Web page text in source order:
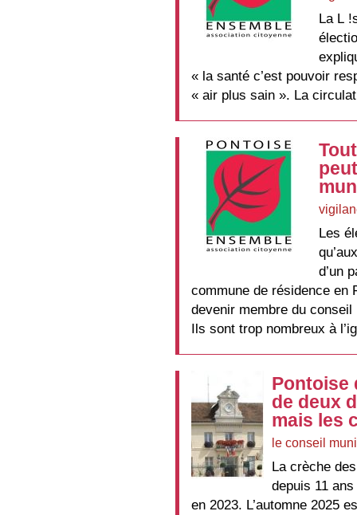
La L
« la santé c’est pouvoir
« air plus sain ». La
Les
d’un
commune de résidence en
devenir membre du conseil
Ils sont trop nombreux à
Pontoise
de deux
mais les
le conseil
La crèche
depuis 11
en 2023. L’automne 2025